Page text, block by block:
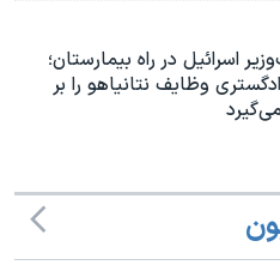
اسرائیل در راه بیمارستان؛
وظایف نتانیاهو را بر